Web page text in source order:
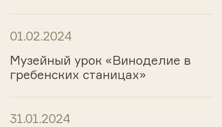
01.02.2024
Музейный урок «Виноделие в
гребенских станицах»
31.01.2024